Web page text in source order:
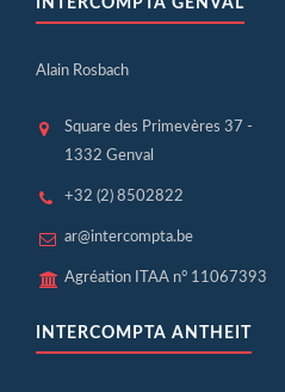
INTERCOMPTA GENVAL
Alain Rosbach
Square des Primevères 37 -
1332 Genval
+32 (2) 8502822
ar@intercompta.be
Agréation ITAA n° 11067393
INTERCOMPTA ANTHEIT